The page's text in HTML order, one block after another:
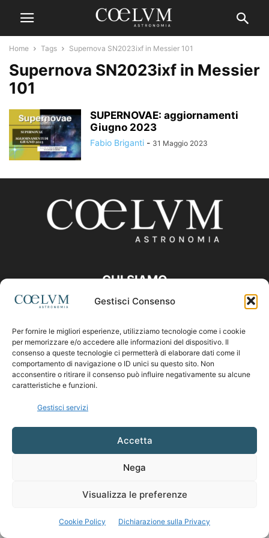
Gestisci Consenso
Per fornire le migliori esperienze, utilizziamo tecnologie come i cookie
per memorizzare e/o accedere alle informazioni del dispositivo. Il
consenso a queste tecnologie ci permetterà di elaborare dati come il
comportamento di navigazione o ID unici su questo sito. Non
acconsentire o ritirare il consenso può influire negativamente su alcune
caratteristiche e funzioni.
Gestisci servizi
Accetta
Nega
Visualizza le preferenze
Cookie Policy Dichiarazione sulla Privacy
Home Tags Supernova SN2023ixf in Messier 101
Supernova SN2023ixf in Messier
101
SUPERNOVAE: aggiornamenti
Giugno 2023
Fabio Briganti - 31 Maggio 2023
CHI SIAMO
SEGUICI